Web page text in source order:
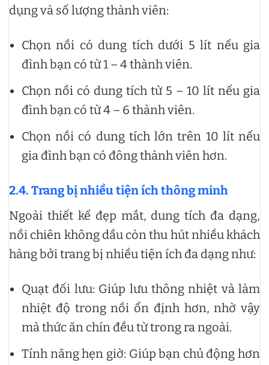
dụng và số lượng thành viên:
Chọn nồi có dung tích dưới 5 lít nếu gia
đình bạn có từ 1 – 4 thành viên.
Chọn nồi có dung tích từ 5 – 10 lít nếu gia
đình bạn có từ 4 – 6 thành viên.
Chọn nồi có dung tích lớn trên 10 lít nếu
gia đình bạn có đông thành viên hơn.
2.4. Trang bị nhiều tiện ích thông minh
Ngoài thiết kế đẹp mắt, dung tích đa dạng,
nồi chiên không dầu còn thu hút nhiều khách
hàng bởi trang bị nhiều tiện ích đa dạng như:
Quạt đối lưu: Giúp lưu thông nhiệt và làm
nhiệt độ trong nồi ổn định hơn, nhờ vậy
mà thức ăn chín đều từ trong ra ngoài.
Tính năng hẹn giờ: Giúp bạn chủ động hơn